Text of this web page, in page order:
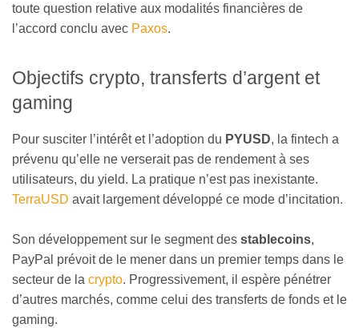
toute question relative aux modalités financières de
l’accord conclu avec Paxos.
Objectifs crypto, transferts d’argent et
gaming
Pour susciter l’intérêt et l’adoption du PYUSD, la fintech a
prévenu qu’elle ne verserait pas de rendement à ses
utilisateurs, du yield. La pratique n’est pas inexistante.
TerraUSD avait largement développé ce mode d’incitation.
Son développement sur le segment des stablecoins,
PayPal prévoit de le mener dans un premier temps dans le
secteur de la crypto. Progressivement, il espère pénétrer
d’autres marchés, comme celui des transferts de fonds et le
gaming.